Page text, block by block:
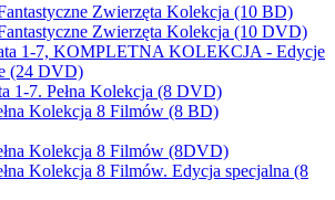
Zwierzęta Kolekcja (10 BD)
Zwierzęta Kolekcja (10 DVD)
1-7, KOMPLETNA KOLEKCJA - Edycje
(24 DVD)
1-7. Pełna Kolekcja (8 DVD)
Kolekcja 8 Filmów (8 BD)
Kolekcja 8 Filmów (8DVD)
Kolekcja 8 Filmów. Edycja specjalna (8